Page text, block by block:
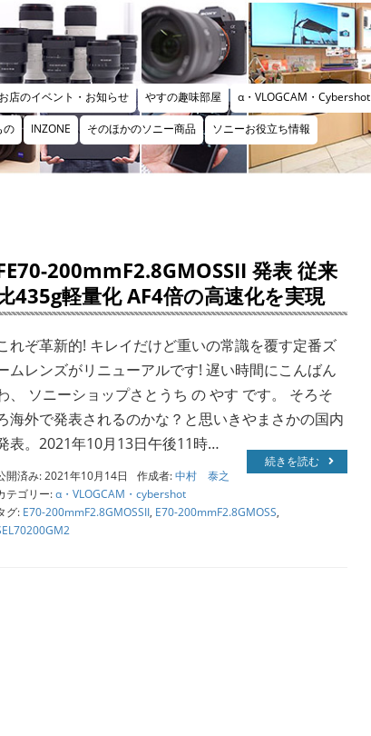
お店のイベント・お知らせ やすの趣味部屋 α・VLOGCAM・Cybershot
の INZONE そのほかのソニー商品 ソニーお役立ち情報
200mmF2.8GMOSSII 発表 従来
435g軽量化 AF4倍の高速化を実現
れぞ革新的! キレイだけど重いの常識を覆す定番ズ
ムレンズがリニューアルです! 遅い時間にこんばん
、 ソニーショップさとうち の やす です。 そろそ
海外で発表されるのかな？と思いきやまさかの国内
表。2021年10月13日午後11時…
続きを読む
開済み: 2021年10月14日
作成者:中村 泰之
テゴリー:α・VLOGCAM・cybershot
グ: E70-200mmF2.8GMOSSII, E70-200mmF2.8GMOSS,